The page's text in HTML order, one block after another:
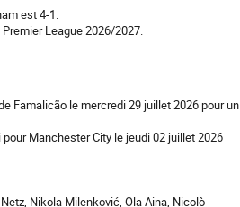
est 4-1.
League 2026/2027.
Famalicão le mercredi 29 juillet 2026 pour un
Manchester City le jeudi 02 juillet 2026
Nikola Milenković, Ola Aina, Nicolò